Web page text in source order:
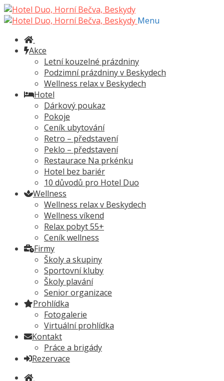
Přeskočit
na
Přejít
k
webu
Menu
Akce
Letní kouzelné prázdniny
Podzimní prázdniny v Beskydech
Wellness relax v Beskydech
Hotel
Dárkový poukaz
Pokoje
Ceník ubytování
Retro – představení
Peklo – představení
Restaurace Na prkénku
Hotel bez bariér
10 důvodů pro Hotel Duo
Wellness
Wellness relax v Beskydech
Wellness víkend
Relax pobyt 55+
Ceník wellness
Firmy
Školy a skupiny
Sportovní kluby
Školy plavání
Senior organizace
Prohlídka
Fotogalerie
Virtuální prohlídka
Kontakt
Práce a brigády
Rezervace